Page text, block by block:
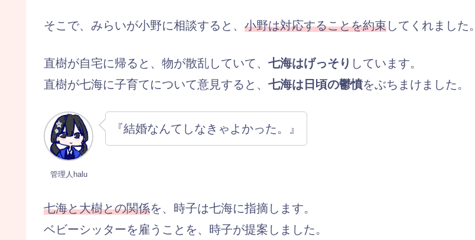
そこで、みらいが小野に相談すると、 小野は対応することを約束してくれました。
直樹が自宅に帰ると、物が散乱していて、 七海はげっそり しています。
直樹が七海に子育てについて意見すると、 七海は日頃の鬱憤をぶちまけました。
管理人halu
『結婚なんてしなきゃよかった。』
七海と大樹との関係を、時子は七海に指摘します。
ベビーシッターを雇うことを、時子が提案しました。